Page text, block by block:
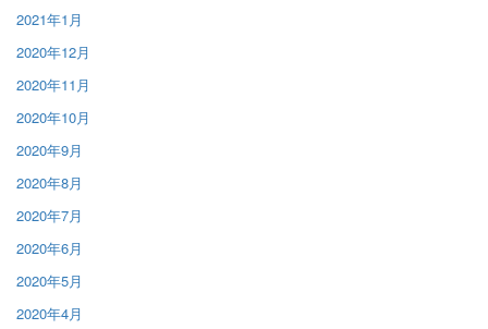
2021年1月
2020年12月
2020年11月
2020年10月
2020年9月
2020年8月
2020年7月
2020年6月
2020年5月
2020年4月